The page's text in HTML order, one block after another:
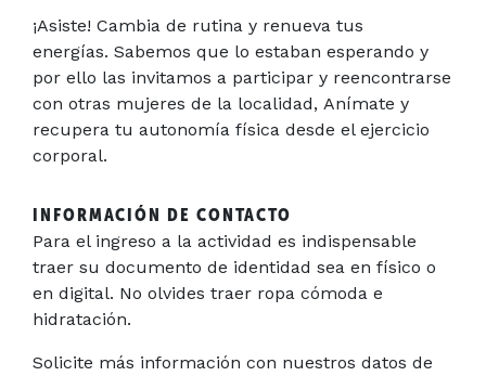
¡Asiste! Cambia de rutina y renueva tus
energías. Sabemos que lo estaban esperando y
por ello las invitamos a participar y reencontrarse
con otras mujeres de la localidad, Anímate y
recupera tu autonomía física desde el ejercicio
corporal.
INFORMACIÓN DE CONTACTO
Para el ingreso a la actividad es indispensable
traer su documento de identidad sea en físico o
en digital. No olvides traer ropa cómoda e
hidratación.
Solicite más información con nuestros datos de